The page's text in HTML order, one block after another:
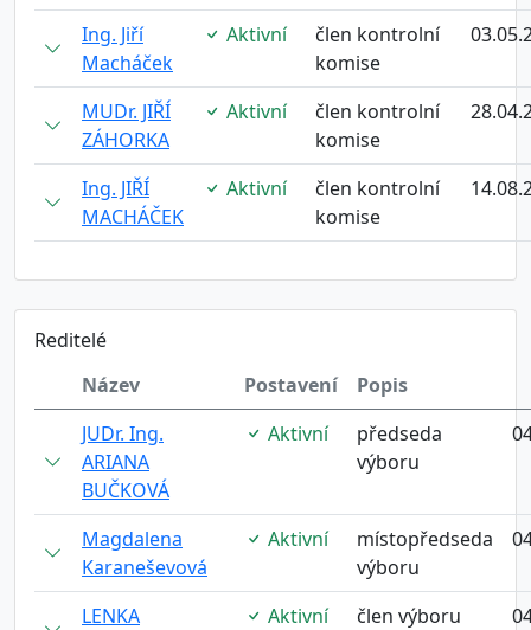
Ing. Jiří
Macháček
Aktivní
člen kontrolní
komise
MUDr. JIŘÍ
ZÁHORKA
Aktivní
člen kontrolní
komise
Ing. JIŘÍ
MACHÁČEK
Aktivní
člen kontrolní
komise
Reditelé
Název
Postavení
Popis
JUDr. Ing.
ARIANA
BUČKOVÁ
Aktivní
předseda
výboru
Magdalena
Karaneševová
Aktivní
místopředseda
výboru
LENKA
Aktivní člen výboru